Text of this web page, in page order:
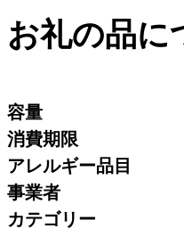
お礼の品に
容量
消費期限
アレルギー品目
事業者
カテゴリー